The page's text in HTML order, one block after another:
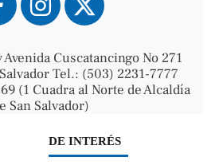
Cuscatancingo No 271
Tel.: (503) 2231-7777
(1 Cuadra al Norte de Alcaldía
San Salvador)
DE INTERÉS